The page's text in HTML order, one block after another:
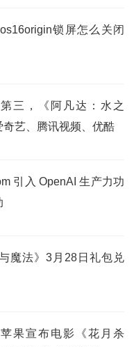
锁屏怎么关闭
三，《阿凡达：水之
艺、腾讯视频、优酷
引入 OpenAI 生产力功
魔法》3月28日礼包兑
果宣布电影《花月杀